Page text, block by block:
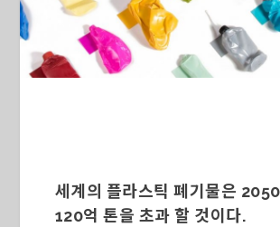
세계의 플라스틱 폐기물은 2050
120억 톤을 초과 할 것이다.